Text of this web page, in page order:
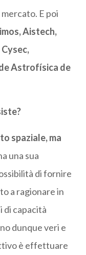
E poi
Aistech,
Astrofísica de
spaziale, ma
una sua
di fornire
a ragionare in
di capacità
dunque veri e
è effettuare